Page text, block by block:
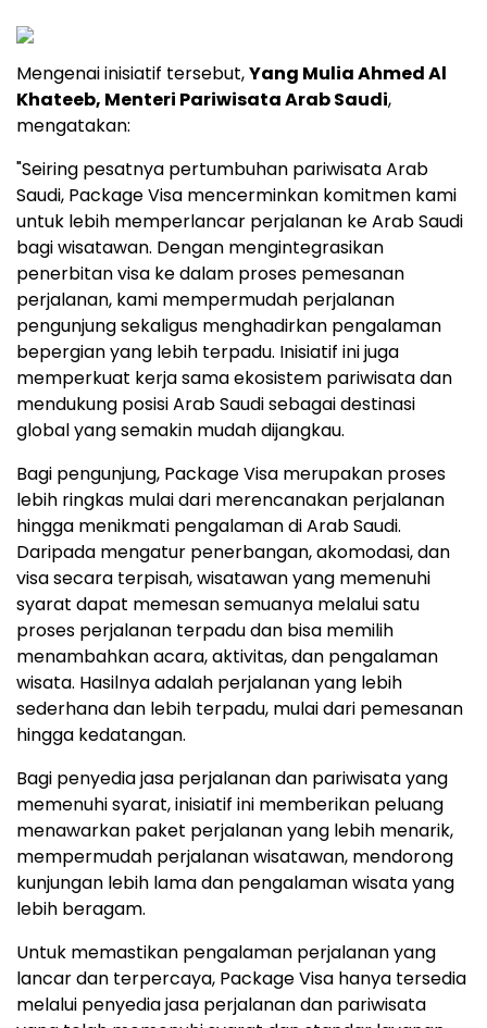
Mengenai inisiatif tersebut,Yang Mulia Ahmed Al
Khateeb, Menteri Pariwisata Arab Saudi,
mengatakan:
"Seiring pesatnya pertumbuhan pariwisata Arab
Saudi, Package Visa mencerminkan komitmen kami
untuk lebih memperlancar perjalanan ke Arab Saudi
bagi wisatawan. Dengan mengintegrasikan
penerbitan visa ke dalam proses pemesanan
perjalanan, kami mempermudah perjalanan
pengunjung sekaligus menghadirkan pengalaman
bepergian yang lebih terpadu. Inisiatif ini juga
memperkuat kerja sama ekosistem pariwisata dan
mendukung posisi Arab Saudi sebagai destinasi
global yang semakin mudah dijangkau.
Bagi pengunjung, Package Visa merupakan proses
lebih ringkas mulai dari merencanakan perjalanan
hingga menikmati pengalaman di Arab Saudi.
Daripada mengatur penerbangan, akomodasi, dan
visa secara terpisah, wisatawan yang memenuhi
syarat dapat memesan semuanya melalui satu
proses perjalanan terpadu dan bisa memilih
menambahkan acara, aktivitas, dan pengalaman
wisata. Hasilnya adalah perjalanan yang lebih
sederhana dan lebih terpadu, mulai dari pemesanan
hingga kedatangan.
Bagi penyedia jasa perjalanan dan pariwisata yang
memenuhi syarat, inisiatif ini memberikan peluang
menawarkan paket perjalanan yang lebih menarik,
mempermudah perjalanan wisatawan, mendorong
kunjungan lebih lama dan pengalaman wisata yang
lebih beragam.
Untuk memastikan pengalaman perjalanan yang
lancar dan terpercaya, Package Visa hanya tersedia
melalui penyedia jasa perjalanan dan pariwisata